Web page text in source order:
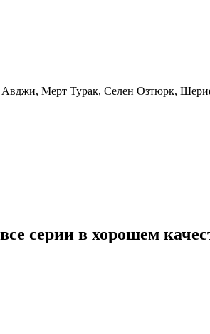
Мерт Турак, Селен Озтюрк,
серии в хорошем